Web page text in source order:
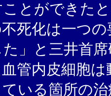
とができた
死化は一つ
」と三井首
管内皮細胞
いる箇所の